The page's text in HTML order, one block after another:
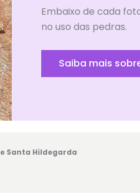
Embaixo de cada
no uso das pedras.
Saiba mais
Santa Hildegarda